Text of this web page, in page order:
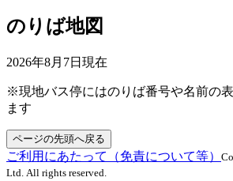
のりば地図
2026年8月7日 現在
※現地バス停にはのりば番号や名前の
ます
ページの先頭へ戻る
ご利用にあたって（免責について等）
Ltd. All rights reserved.